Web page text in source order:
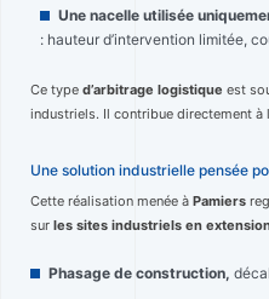
Une nacelle utilisée
: hauteur d’intervention limitée,
Ce type d’arbitrage logistique est
industriels. Il contribue directement à
Une solution industrielle pensée
Cette réalisation menée à Pamiers
sur les sites industriels en
Phasage de construction,